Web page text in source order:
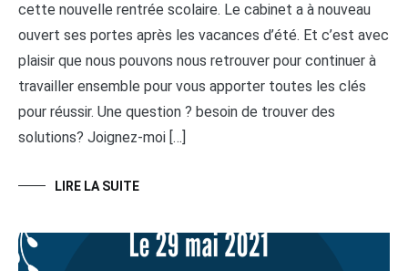
cette nouvelle rentrée scolaire. Le cabinet a à nouveau
ouvert ses portes après les vacances d’été. Et c’est avec
plaisir que nous pouvons nous retrouver pour continuer à
travailler ensemble pour vous apporter toutes les clés
pour réussir. Une question ? besoin de trouver des
solutions? Joignez-moi […]
LIRE LA SUITE